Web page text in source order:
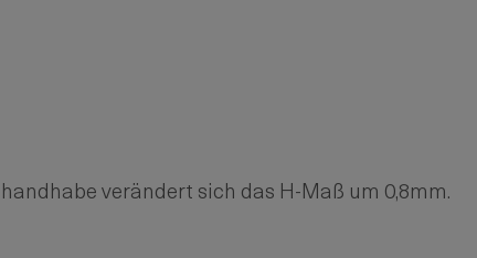
verändert sich das H-Maß um 0,8mm.